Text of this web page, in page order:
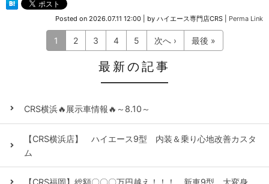
Posted on 2026.07.11 12:00 by ハイエース専門店CRS Perma Link
1 2 3 4 5 次へ › 最後 »
最新の記事
CRS横浜🔥展示車情報🔥～8.10～
【CRS横浜店】 ハイエース9型 内装＆乗り心地改善カスタ
ム
【CRS福岡】総額〇〇〇万円越え！！！ 新車9型、大変身。